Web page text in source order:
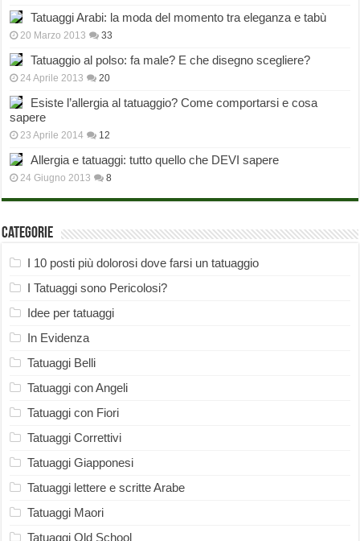
Tatuaggi Arabi: la moda del momento tra eleganza e tabù
20 Marzo 2013 33
Tatuaggio al polso: fa male? E che disegno scegliere?
24 Aprile 2013 20
Esiste l’allergia al tatuaggio? Come comportarsi e cosa
sapere
23 Aprile 2014 12
Allergia e tatuaggi: tutto quello che DEVI sapere
24 Giugno 2013 8
Categorie
I 10 posti più dolorosi dove farsi un tatuaggio
I Tatuaggi sono Pericolosi?
Idee per tatuaggi
In Evidenza
Tatuaggi Belli
Tatuaggi con Angeli
Tatuaggi con Fiori
Tatuaggi Correttivi
Tatuaggi Giapponesi
Tatuaggi lettere e scritte Arabe
Tatuaggi Maori
Tatuaggi Old School